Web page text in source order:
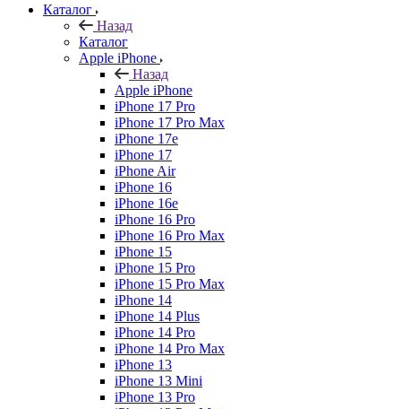
Каталог
Назад
Каталог
Apple iPhone
Назад
Apple iPhone
iPhone 17 Pro
iPhone 17 Pro Max
iPhone 17e
iPhone 17
iPhone Air
iPhone 16
iPhone 16e
iPhone 16 Pro
iPhone 16 Pro Max
iPhone 15
iPhone 15 Pro
iPhone 15 Pro Max
iPhone 14
iPhone 14 Plus
iPhone 14 Pro
iPhone 14 Pro Max
iPhone 13
iPhone 13 Mini
iPhone 13 Pro